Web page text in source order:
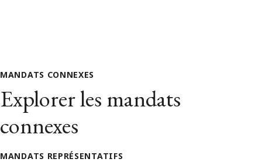
MANDATS CONNEXES
Explorer les mandats
connexes
MANDATS REPRÉSENTATIFS